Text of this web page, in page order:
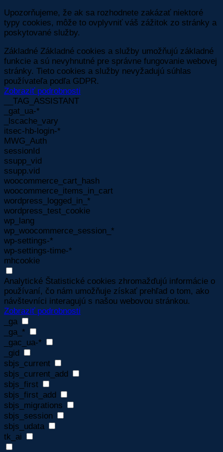
Upozorňujeme, že ak sa rozhodnete zakázať niektoré
typy cookies, môže to ovplyvniť váš zážitok zo stránky a
poskytované služby.
Základné Základné cookies a služby umožňujú základné
funkcie a sú nevyhnutné pre správne fungovanie webovej
stránky. Tieto cookies a služby nevyžadujú súhlas
používateľa podľa GDPR.
Zobraziť podrobnosti
__TAG_ASSISTANT
_gat_ua-*
_lscache_vary
itsec-hb-login-*
MWG_Auth
sessionId
ssupp_vid
ssupp.vid
woocommerce_cart_hash
woocommerce_items_in_cart
wordpress_logged_in_*
wordpress_test_cookie
wp_lang
wp_woocommerce_session_*
wp-settings-*
wp-settings-time-*
mhcookie
Analytické Štatistické cookies zhromažďujú informácie o
používaní, čo nám umožňuje získať prehľad o tom, ako
návštevníci interagujú s našou webovou stránkou.
Zobraziť podrobnosti
_ga
_ga_*
_gac_ua-*
_gid
sbjs_current
sbjs_current_add
sbjs_first
sbjs_first_add
sbjs_migrations
sbjs_session
sbjs_udata
tk_ai